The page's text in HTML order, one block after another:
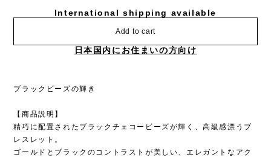
International shipping available
Add to cart
日本国内にお住まいの方向け
ブラックビーズの輝き
【商品説明】
精巧に配置されたブラックチェコービーズが輝く、高級感漂うブ
レスレット。
ゴールドとブラックのコントラストが美しい、エレガントなアク